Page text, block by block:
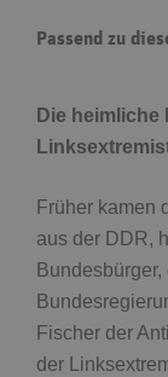
Passend zu
Die
Früher kamen
aus der DDR,
Fischer der
der